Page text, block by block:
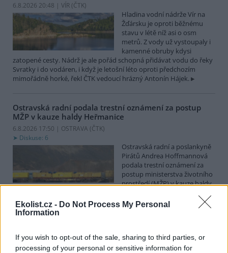
Ekolist.cz - Do Not Process My Personal
Information
If you wish to opt-out of the sale, sharing to third parties, or
processing of your personal or sensitive information for
6.8.2026 20:48 | VÍR (ČTK)
Hladina vodní nádrže Vír na
Žďársku je oproti běžnému
stavu v létě níž asi o osm
metrů. Z vody už vystoupaly i
kamenné obruby kdysi
zatopené cesty. Nádrž je ale pořád schopná přidávat vodu do řeky
Svratky i do vodáren, i když je letošní léto oproti předchozím
mimořádně horké, řekl ČTK vedoucí hrázný Antonín Hájek.
Ostravská radní podala trestní oznámení za postup
MŽP v kauze haldy Heřmanice
6.8.2026 17:50 | OSTRAVA (ČTK)
Diskuse: 6
Ostravská radní a poslankyně
Pirátů Andrea Hoffmannová
podala trestní oznámení za
postup ministerstva životního
prostředí (MŽP) v kauze haldy
pirátská strana. Požaduje, aby policie prověřila okolnosti odebrání
případu České inspekci životního prostředí (ČIŽP) a zastavení řízení.
dalším osobám, jejichž účast na popsaném postupu může být
zjištěna prověřováním. Stanovisko MŽP a ČIŽP ČTK shání.